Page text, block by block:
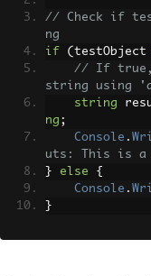
// Check if
ng
if
( testObject
// If true,
string using
string
ng ;
Console .
uts: This is a
}
else
{
Console .
}